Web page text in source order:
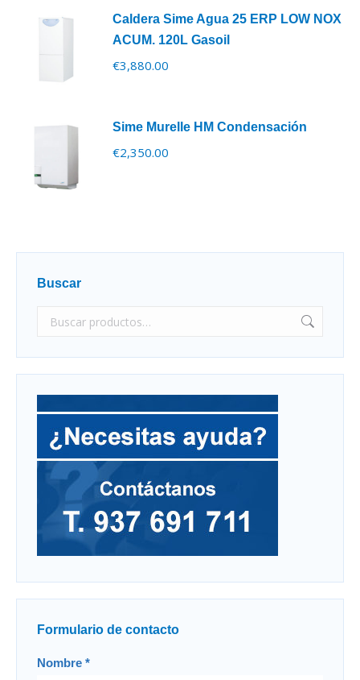
Caldera Sime Agua 25 ERP LOW NOX
ACUM. 120L Gasoil
€3,880.00
Sime Murelle HM Condensación
€2,350.00
Buscar
Formulario de contacto
Contacto
Nombre *